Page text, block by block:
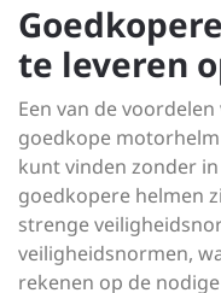
te leveren
Een van de
goedkope
kunt vinden zonder
goedkopere helmen
strenge
veiligheidsnormen,
rekenen op de